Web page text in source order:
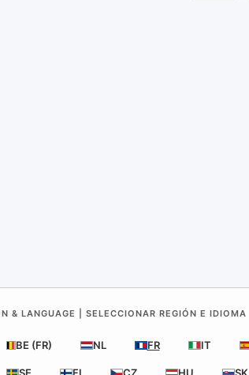
& LANGUAGE | SELECCIONAR REGIÓN E IDIOMA
BE (FR) NL FR IT